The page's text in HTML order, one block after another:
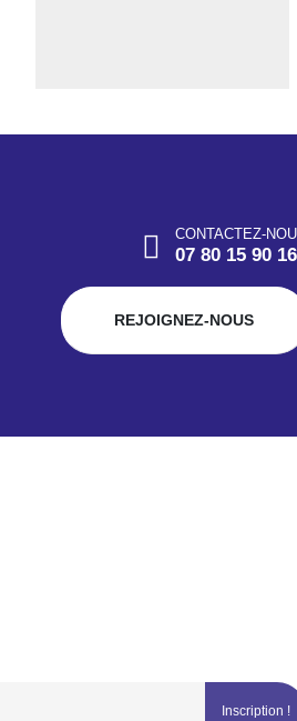
CONTACTEZ-
07 80 15 90 16
REJOIGNEZ-NOUS